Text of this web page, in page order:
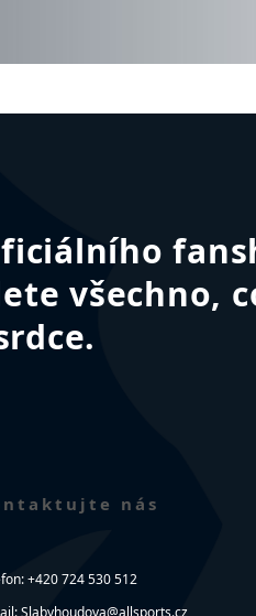
všechno,
nás
+420 724 530 512
Slabyhoudova@allsports.cz